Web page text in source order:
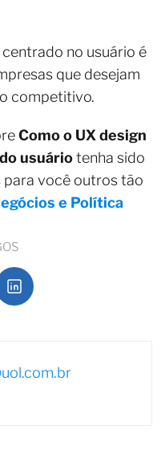
no usuário é
que desejam
competitivo.
Como o UX design
usuáriotenha sido
para você outros tão
e Política